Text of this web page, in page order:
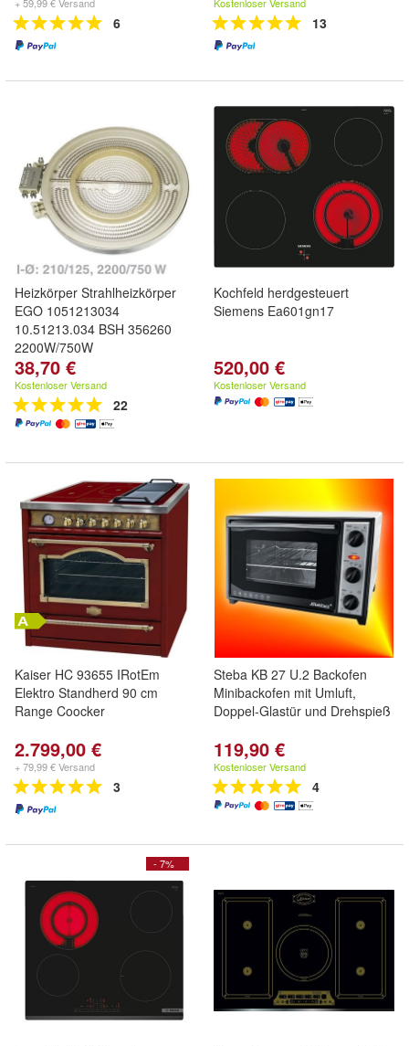
6 13
Heizkörper Strahlheizkörper
EGO 1051213034
10.51213.034 BSH 356260
2200W/750W
38,70 €
Kostenloser Versand
22
Kochfeld herdgesteuert
Siemens Ea601gn17
520,00 €
Kostenloser Versand
Kaiser HC 93655 IRotEm
Elektro Standherd 90 cm
Range Coocker
2.799,00 €
+ 79,99 € Versand
3
Steba KB 27 U.2 Backofen
Minibackofen mit Umluft,
Doppel-Glastür und Drehspieß
119,90 €
Kostenloser Versand
4
- 7%